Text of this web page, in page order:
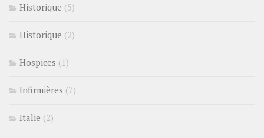
Historique (5)
Historique (2)
Hospices (1)
Infirmières (7)
Italie (2)